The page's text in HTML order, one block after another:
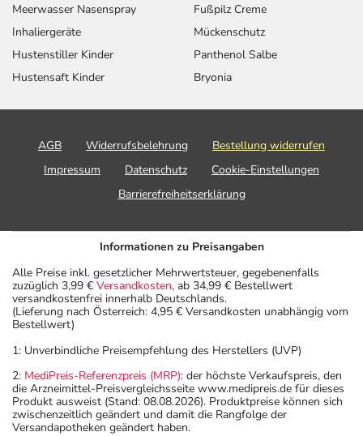
Meerwasser Nasenspray
Inhaliergeräte
Hustenstiller Kinder
Hustensaft Kinder
Fußpilz Creme
Mückenschutz
Panthenol Salbe
Bryonia
AGB Widerrufsbelehrung
Bestellung widerrufen
Impressum
Datenschutz
Cookie-Einstellungen
Barrierefreiheitserklärung
Informationen zu Preisangaben
Alle Preise inkl. gesetzlicher Mehrwertsteuer, gegebenenfalls
zuzüglich 3,99 € Versandkosten, ab 34,99 € Bestellwert
versandkostenfrei innerhalb Deutschlands.
(Lieferung nach Österreich: 4,95 € Versandkosten unabhängig vom
Bestellwert)
1: Unverbindliche Preisempfehlung des Herstellers (UVP)
2: MediPreis-Referenzpreis (MRP): der höchste Verkaufspreis, den
die Arzneimittel-Preisvergleichsseite www.medipreis.de für dieses
Produkt ausweist (Stand: 08.08.2026). Produktpreise können sich
zwischenzeitlich geändert und damit die Rangfolge der
Versandapotheken geändert haben.